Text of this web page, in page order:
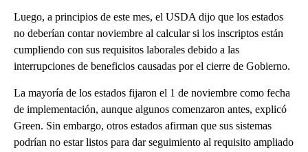
Luego, a principios de este mes, el USDA dijo que los estados
no deberían contar noviembre al calcular si los inscriptos están
cumpliendo con sus requisitos laborales debido a las
interrupciones de beneficios causadas por el cierre de Gobierno.
La mayoría de los estados fijaron el 1 de noviembre como fecha
de implementación, aunque algunos comenzaron antes, explicó
Green. Sin embargo, otros estados afirman que sus sistemas
podrían no estar listos para dar seguimiento al requisito ampliado